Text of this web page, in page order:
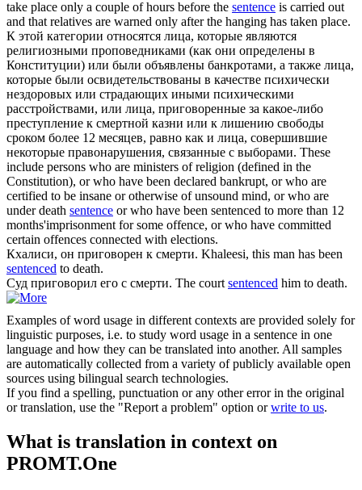
take place only a couple of hours before the sentence is carried out
and that relatives are warned only after the hanging has taken place.
К этой категории относятся лица, которые являются
религиозными проповедниками (как они определены в
Конституции) или были объявлены банкротами, а также лица,
которые были освидетельствованы в качестве психически
нездоровых или страдающих иными психическими
расстройствами, или лица, приговоренные за какое-либо
преступление к смертной казни или к лишению свободы
сроком более 12 месяцев, равно как и лица, совершившие
некоторые правонарушения, связанные с выборами. These
include persons who are ministers of religion (defined in the
Constitution), or who have been declared bankrupt, or who are
certified to be insane or otherwise of unsound mind, or who are
under death sentence or who have been sentenced to more than 12
months'imprisonment for some offence, or who have committed
certain offences connected with elections.
Кхалиси, он приговорен к смерти. Khaleesi, this man has been
sentenced to death.
Суд приговорил его с смерти. The courtsentenced him to death.
Examples of word usage in different contexts are provided solely for
linguistic purposes, i.e. to study word usage in a sentence in one
language and how they can be translated into another. All samples
are automatically collected from a variety of publicly available open
sources using bilingual search technologies.
If you find a spelling, punctuation or any other error in the original
or translation, use the "Report a problem" option orwrite to us.
What is translation in context on
PROMT.One